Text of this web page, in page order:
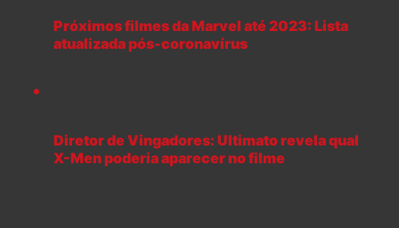
Próximos filmes da Marvel até 2023: Lista
atualizada pós-coronavírus
Diretor de Vingadores: Ultimato revela qual
X-Men poderia aparecer no filme